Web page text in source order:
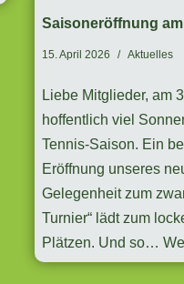
Saisoneröffnung
15. April 2026 Aktuelles
Liebe Mitglieder, am
hoffentlich viel
Tennis-Saison. Ein
Eröffnung unseres
Gelegenheit zum
Turnier“ lädt zum
Plätzen. Und so…